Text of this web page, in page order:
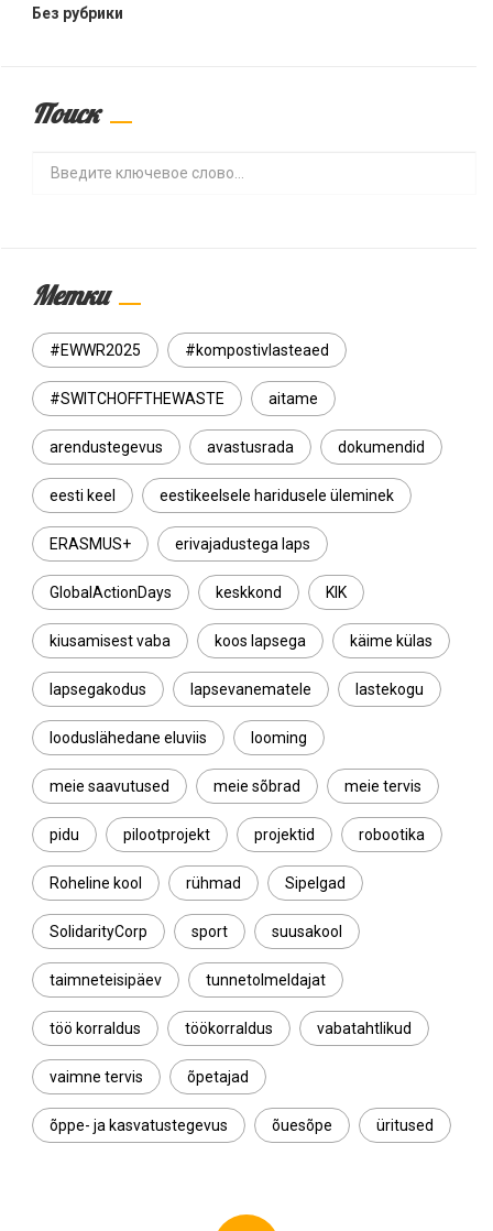
Без рубрики
Поиск
Метки
#EWWR2025 #kompostivlasteaed
#SWITCHOFFTHEWASTE aitame
arendustegevus avastusrada dokumendid
eesti keel eestikeelsele haridusele üleminek
ERASMUS+ erivajadustega laps
GlobalActionDays keskkond KIK
kiusamisest vaba koos lapsega käime külas
lapsegakodus lapsevanematele lastekogu
looduslähedane eluviis looming
meie saavutused meie sõbrad meie tervis
pidu pilootprojekt projektid robootika
Roheline kool rühmad Sipelgad
SolidarityCorp sport suusakool
taimneteisipäev tunnetolmeldajat
töö korraldus töökorraldus vabatahtlikud
vaimne tervis õpetajad
õppe- ja kasvatustegevus õuesõpe üritused